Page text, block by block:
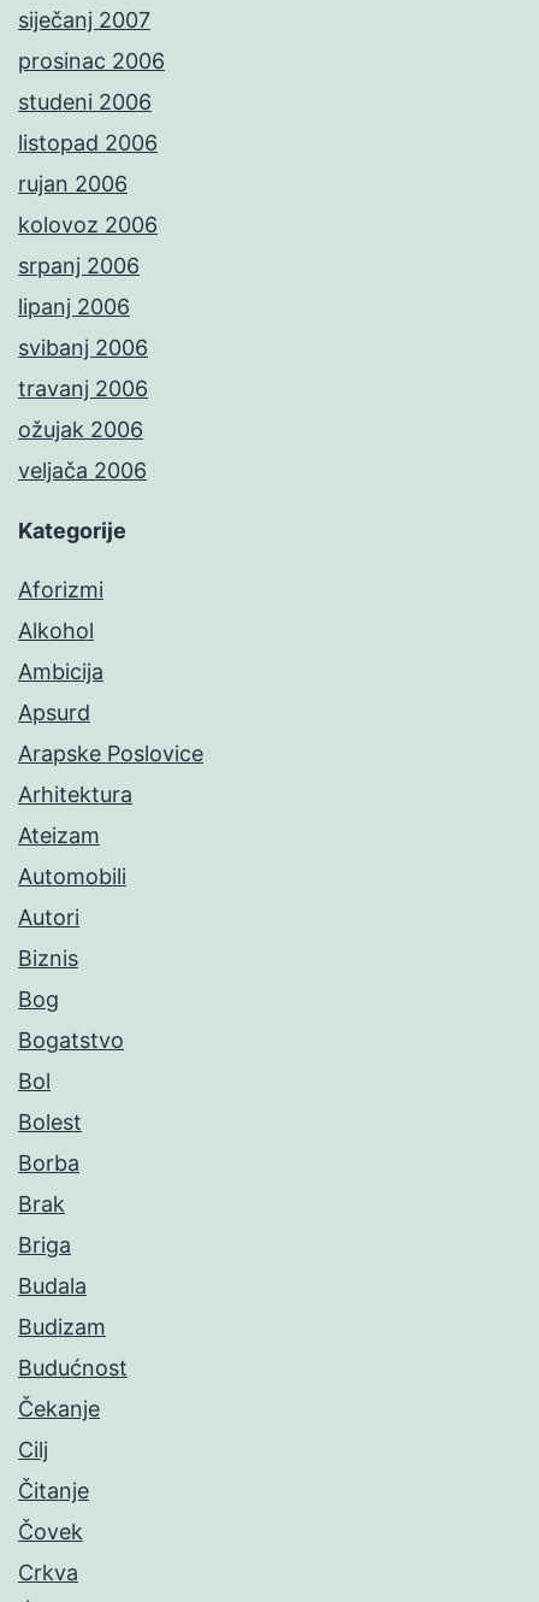
siječanj 2007
prosinac 2006
studeni 2006
listopad 2006
rujan 2006
kolovoz 2006
srpanj 2006
lipanj 2006
svibanj 2006
travanj 2006
ožujak 2006
veljača 2006
Kategorije
Aforizmi
Alkohol
Ambicija
Apsurd
Arapske Poslovice
Arhitektura
Ateizam
Automobili
Autori
Biznis
Bog
Bogatstvo
Bol
Bolest
Borba
Brak
Briga
Budala
Budizam
Budućnost
Čekanje
Cilj
Čitanje
Čovek
Crkva